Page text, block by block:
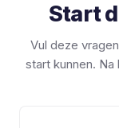
Start
Vul deze
start kunnen.